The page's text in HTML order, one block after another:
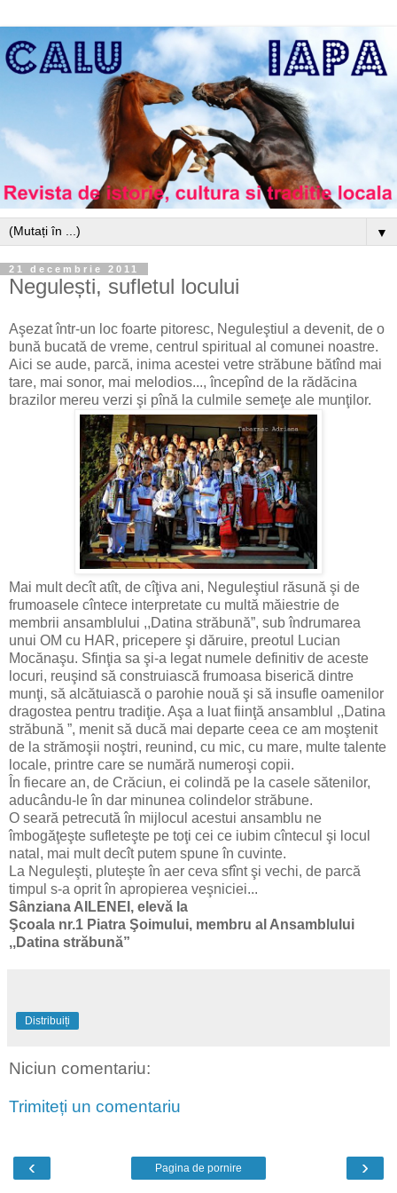
▼
21 decembrie 2011
Negulești, sufletul locului
Aşezat într-un loc foarte pitoresc, Neguleştiul a devenit, de o
bună bucată de vreme, centrul spiritual al comunei noastre.
Aici se aude, parcă, inima acestei vetre străbune bătînd mai
tare, mai sonor, mai melodios..., începînd de la rădăcina
brazilor mereu verzi şi pînă la culmile semeţe ale munţilor.
Mai mult decît atît, de cîţiva ani, Neguleştiul răsună şi de
frumoasele cîntece interpretate cu multă măiestrie de
membrii ansamblului ,,Datina străbună”, sub îndrumarea
unui OM cu HAR, pricepere şi dăruire, preotul Lucian
Mocănaşu. Sfinţia sa şi-a legat numele definitiv de aceste
locuri, reuşind să construiască frumoasa biserică dintre
munţi, să alcătuiască o parohie nouă şi să insufle oamenilor
dragostea pentru tradiţie. Aşa a luat fiinţă ansamblul ,,Datina
străbună ”, menit să ducă mai departe ceea ce am moştenit
de la strămoşii noştri, reunind, cu mic, cu mare, multe talente
locale, printre care se numără numeroşi copii.
În fiecare an, de Crăciun, ei colindă pe la casele sătenilor,
aducându-le în dar minunea colindelor străbune.
O seară petrecută în mijlocul acestui ansamblu ne
îmbogăţeşte sufleteşte pe toţi cei ce iubim cîntecul şi locul
natal, mai mult decît putem spune în cuvinte.
La Neguleşti, pluteşte în aer ceva sfînt şi vechi, de parcă
timpul s-a oprit în apropierea veşniciei...
Sânziana AILENEI, elevă la
Şcoala nr.1 Piatra Şoimului, membru al Ansamblului
,,Datina străbună”
Distribuiți
Niciun comentariu:
Trimiteți un comentariu
‹ ›
Pagina de pornire